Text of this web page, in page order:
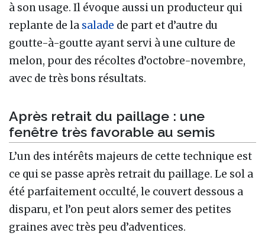
à son usage. Il évoque aussi un producteur qui
replante de la salade de part et d’autre du
goutte-à-goutte ayant servi à une culture de
melon, pour des récoltes d’octobre-novembre,
avec de très bons résultats.
Après retrait du paillage : une
fenêtre très favorable au semis
L’un des intérêts majeurs de cette technique est
ce qui se passe après retrait du paillage. Le sol a
été parfaitement occulté, le couvert dessous a
disparu, et l’on peut alors semer des petites
graines avec très peu d’adventices.